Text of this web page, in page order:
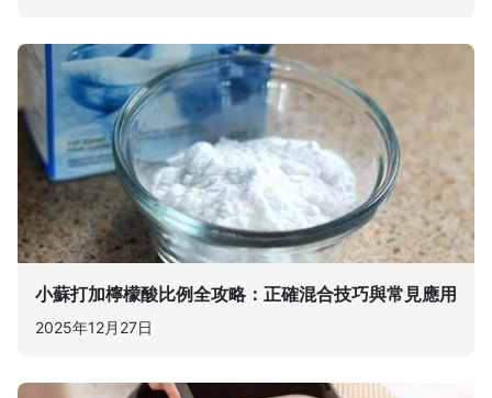
小蘇打加檸檬酸比例全攻略：正確混合技巧與常見應用
2025年12月27日